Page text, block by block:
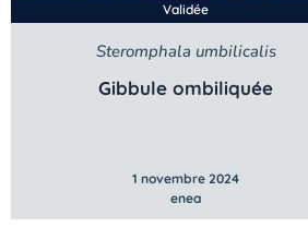
Validée
Steromphala umbilicalis
Gibbule ombiliquée
1 novembre 2024
enea